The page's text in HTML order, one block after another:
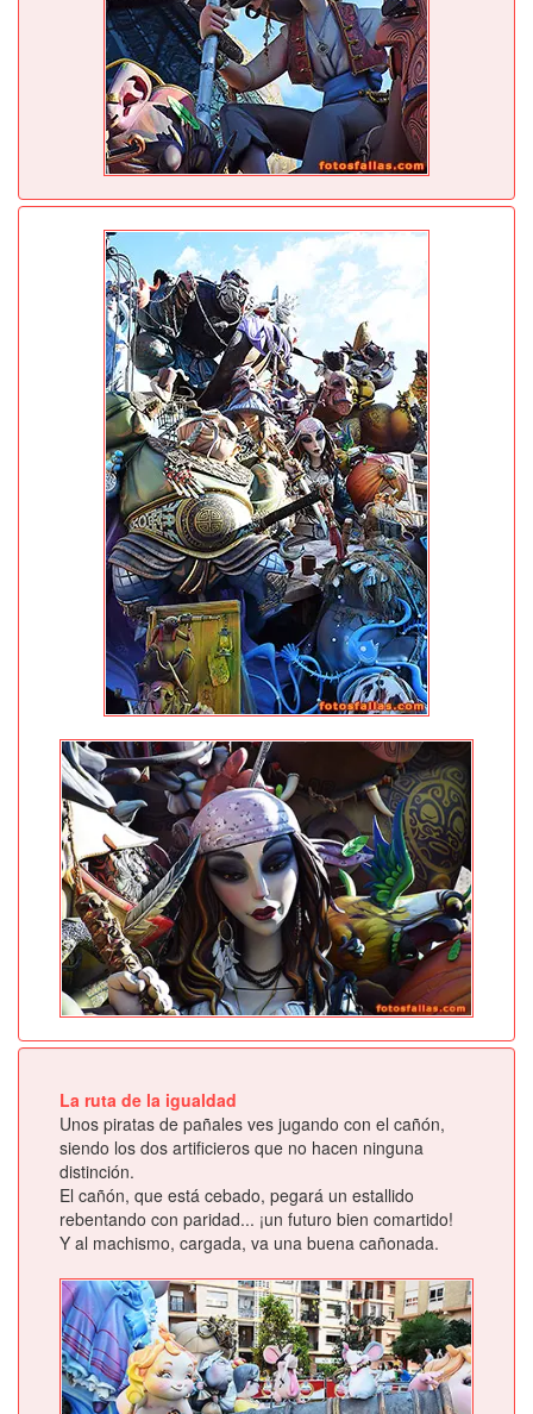
La ruta de la igualdad
Unos piratas de pañales ves jugando con el cañón,
siendo los dos artificieros que no hacen ninguna
distinción.
El cañón, que está cebado, pegará un estallido
rebentando con paridad... ¡un futuro bien comartido!
Y al machismo, cargada, va una buena cañonada.